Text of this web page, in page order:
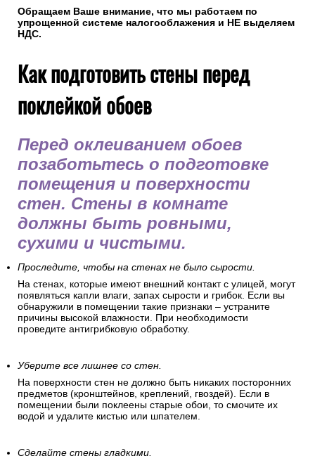
Обращаем Ваше внимание, что мы работаем по
упрощенной системе налогооблажения и НЕ выделяем
НДС.
Как подготовить стены перед
поклейкой обоев
Перед оклеиванием обоев
позаботьтесь о подготовке
помещения и поверхности
стен. Стены в комнате
должны быть ровными,
сухими и чистыми.
Проследите, чтобы на стенах не было сырости.
На стенах, которые имеют внешний контакт с улицей, могут
появляться капли влаги, запах сырости и грибок. Если вы
обнаружили в помещении такие признаки – устраните
причины высокой влажности. При необходимости
проведите антигрибковую обработку.
Уберите все лишнее со стен.
На поверхности стен не должно быть никаких посторонних
предметов (кронштейнов, креплений, гвоздей). Если в
помещении были поклеены старые обои, то смочите их
водой и удалите кистью или шпателем.
Сделайте стены гладкими.